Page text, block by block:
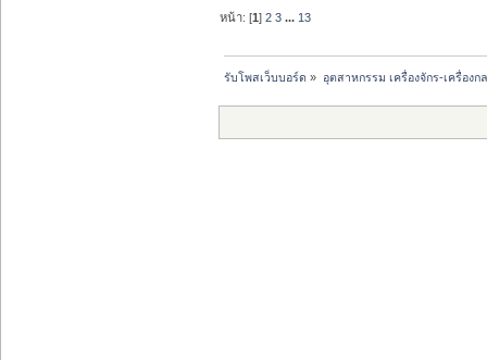
หน้า: [1]2 3 ... 13
รับโพสเว็บบอร์ด » อุตสาหกรรม เครื่องจักร-เครื่อง